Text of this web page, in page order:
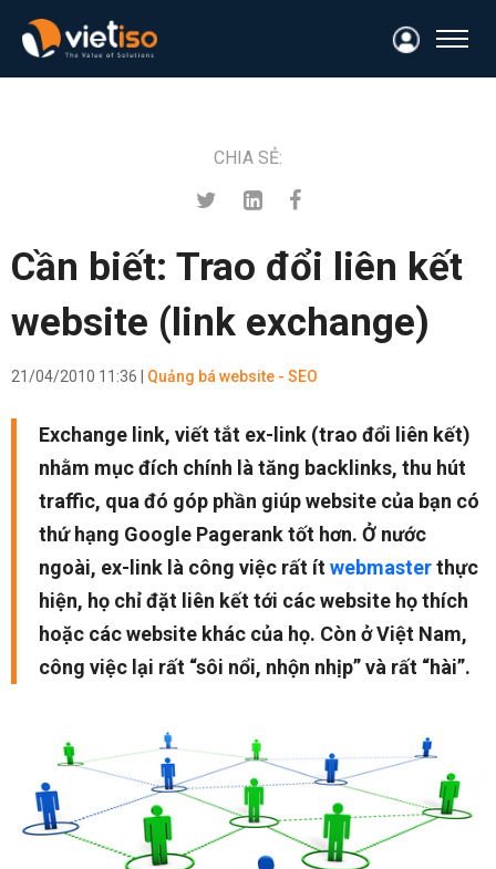
CHIA SẺ:
Cần biết: Trao đổi liên kết
website (link exchange)
21/04/2010 11:36 | Quảng bá website - SEO
Exchange link, viết tắt ex-link (trao đổi liên kết)
nhằm mục đích chính là tăng backlinks, thu hút
traffic, qua đó góp phần giúp website của bạn có
thứ hạng Google Pagerank tốt hơn. Ở nước
ngoài, ex-link là công việc rất ítwebmasterthực
hiện, họ chỉ đặt liên kết tới các website họ thích
hoặc các website khác của họ. Còn ở Việt Nam,
công việc lại rất “sôi nổi, nhộn nhịp” và rất “hài”.